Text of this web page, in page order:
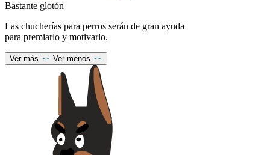
Bastante glotón
Las chucherías para perros serán de gran ayuda
para premiarlo y motivarlo.
Ver más Ver menos